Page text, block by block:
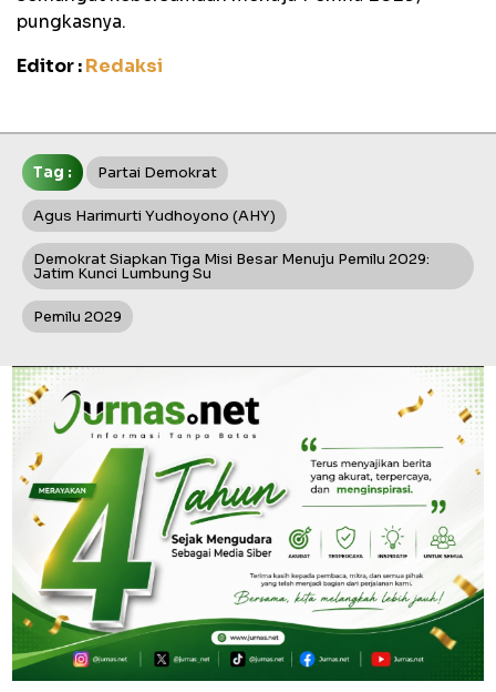
pungkasnya.
Editor :Redaksi
Tag : Partai Demokrat
Agus Harimurti Yudhoyono (AHY)
Demokrat Siapkan Tiga Misi Besar Menuju Pemilu 2029:
Jatim Kunci Lumbung Su
Pemilu 2029